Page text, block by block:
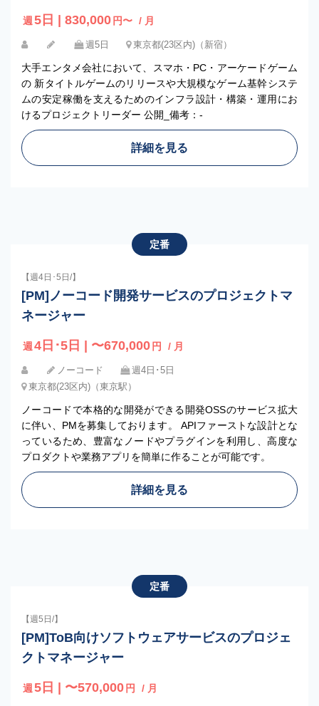
週 5日 | 830,000 円〜 / 月
週5日 東京都(23区内)（新宿）
大手エンタメ会社において、スマホ・PC・アーケードゲーム
の 新タイトルゲームのリリースや大規模なゲーム基幹システ
ムの安定稼働を支えるためのインフラ設計・構築・運用にお
けるプロジェクトリーダー 公開_備考：-
詳細を見る
定番
【週4日･5日/】
[PM]ノーコード開発サービスのプロジェクトマ
ネージャー
週 4日･5日 | 〜670,000 円 / 月
ノーコード
週4日･5日
東京都(23区内)（東京駅）
ノーコードで本格的な開発ができる開発OSSのサービス拡大
に伴い、PMを募集しております。 APIファーストな設計とな
っているため、豊富なノードやプラグインを利用し、高度な
プロダクトや業務アプリを簡単に作ることが可能です。
詳細を見る
定番
【週5日/】
[PM]ToB向けソフトウェアサービスのプロジェ
クトマネージャー
週 5日 | 〜570,000 円 / 月